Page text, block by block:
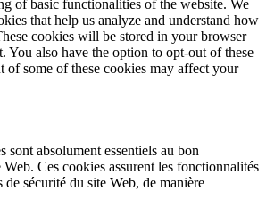
of basic functionalities of the website. We
that help us analyze and understand how
cookies will be stored in your browser
You also have the option to opt-out of these
of some of these cookies may affect your
sont absolument essentiels au bon
Ces cookies assurent les fonctionnalités
de sécurité du site Web, de manière